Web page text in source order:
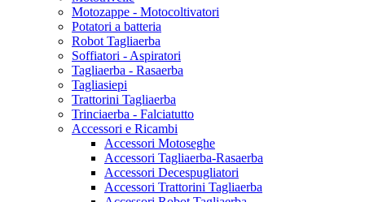
Motozappe - Motocoltivatori
Potatori a batteria
Robot Tagliaerba
Soffiatori - Aspiratori
Tagliaerba - Rasaerba
Tagliasiepi
Trattorini Tagliaerba
Trinciaerba - Falciatutto
Accessori e Ricambi
Accessori Motoseghe
Accessori Tagliaerba-Rasaerba
Accessori Decespugliatori
Accessori Trattorini Tagliaerba